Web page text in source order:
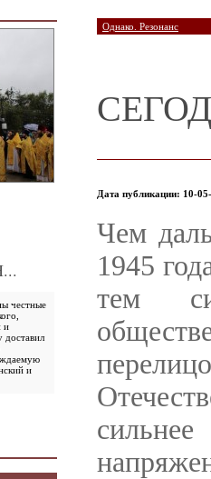
честные
и
и
Однако. Резонанс
Дата публикации: 10-
Чем
1945
тем